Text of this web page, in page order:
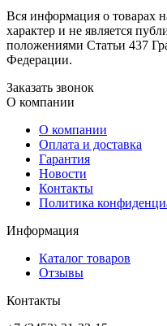
Вся информация о товарах
характер и не является
положениями Статьи 437
Федерации.
Заказать звонок
О компании
О компании
Оплата и доставка
Гарантия
Новости
Контакты
Политика
Информация
Каталог товаров
Отзывы
Контакты